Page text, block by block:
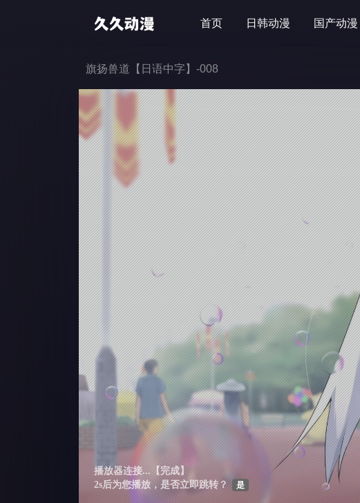
首页 日韩动漫 国产动漫
旗扬兽道【日语中字】-008